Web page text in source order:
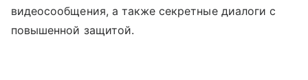
видеосообщения, а также секретные диалоги с
повышенной защитой.